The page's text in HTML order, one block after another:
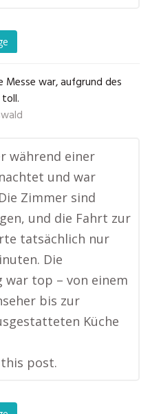
Messe war, aufgrund des
während einer
und war
Zimmer sind
und die Fahrt zur
tatsächlich nur
Die
war top – von einem
bis zur
Küche
post.